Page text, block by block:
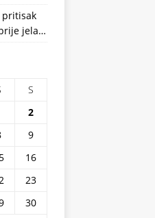
pritisak
jela…
S
2
9
16
23
30